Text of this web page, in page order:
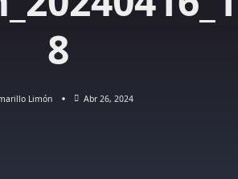
8
Limón Abr 26, 2024